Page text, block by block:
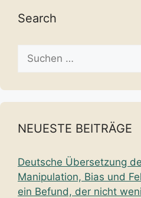
Search
nach:
NEUESTE BEITRÄGE
Deutsche Übersetzung
Manipulation, Bias und
ein Befund, der nicht